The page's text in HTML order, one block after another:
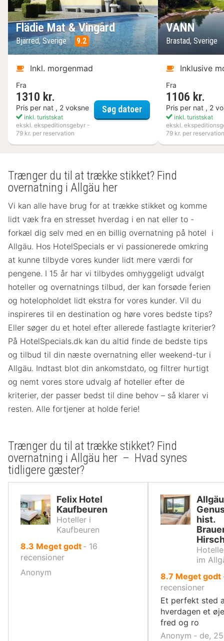
Flädie Mat & Vingård
Bjärred, Sverige 9.2
Inkl. morgenmad
Fra
1310 kr.
Pris per nat , 2 voksne
inkl. turistskat
ekskl. ekspeditionsgebyr -
79 kr. per reservation
Søg datoerFlädie Mat & Vingård
VANN
Brastad, Sverige
Inklusive
Fra
1106 kr.
Pris per nat , 2
inkl. turistskat
ekskl.
79 kr. per reservation
Trænger du til at trække stikket? Find
overnatning i Allgäu her
Vi kan alle have brug for at trække stikket og komme
lidt væk fra en stresset hverdag i en nat eller to -
forkæl dig selv med en en billig overnatning på hotel i
Allgäu. Hos HotelSpecials er vi passionerede omkring
at kunne tilbyde vores kunder lidt mere værdi for
pengene. I 15 år har vi tilbydes omhyggeligt udvalgt
hoteller og overnatnings tilbud, der kan forsøde ferien
og hotelopholdet lidt ekstra for vores kunder. Vil du
inspireres til en destination og høre vores bedste tips?
Eller søger du et hotel efter allerede fastlagte kriterier?
På HotelSpecials.dk kan du altid finde de bedste tips
og tilbud til din næste overnatning eller weekend-tur i
Allgäu. Indtast blot din ankomstdato, og filtrer hurtigt
og nemt vores store udvalg af hoteller efter de
kriterier, der passer bedst til dine behov – så klarer vi
resten. Alle fortjener at holde ferie!
Trænger du til at trække stikket? Find
overnatning i Allgäu her – Hvad synes
tidligere gæster?
Felix Hotel
Kaufbeuren
Hoteller i
Kaufbeuren
8.3 ud
af
Meget godt ‐ 16
recensioner
Anonym
hist.
im
8.7 ud
af
10,
Meget godt
recensioner
Et perfekt sted
hverdagen et
fred og ro
Anonym ‐ de,